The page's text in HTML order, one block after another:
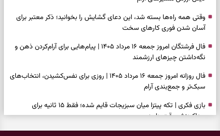
وقتی همه راه‌ها بسته شد، این دعای گشایش را بخوانید؛ ذکر معتبر برای
آسان شدن فوری کارهای سخت
فال فرشتگان امروز جمعه ۱۶ مرداد ۱۴۰۵ | پیام‌هایی برای آرام‌کردن ذهن و
نگه‌داشتن چیزهای ارزشمند
فال روزانه امروز جمعه ۱۶ مرداد ۱۴۰۵ | روزی برای نفس‌کشیدن، انتخاب‌های
سبک‌تر و جمع‌بندی آرام
بازی فکری | تکه پیتزا میان سبزیجات قایم شده؛ فقط ۱۵ ثانیه برای
پیداکردنش وقت دارید